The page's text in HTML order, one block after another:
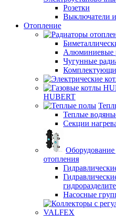
Розетки
Выключатели
Отопление
Алюминиевые
Чугунные
HUBERT
Теплые
Секции
отопления
Насосные